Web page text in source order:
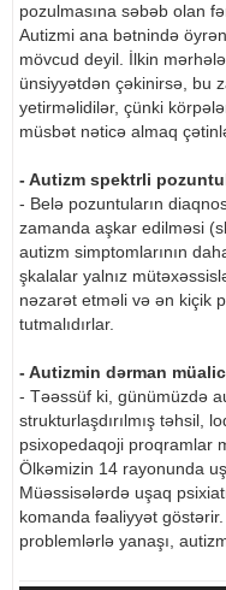
pozulmasına səbəb olan
Autizmi ana bətnində
mövcud deyil. İlkin
ünsiyyətdən çəkinirsə, bu
yetirməlidilər, çünki
müsbət nəticə almaq
- Autizm spektrli
- Belə pozuntuların
zamanda aşkar edilməsi
autizm simptomlarının
şkalalar yalnız
nəzarət etməli və ən kiçik
tutmalıdırlar.
- Autizmin dərman
- Təəssüf ki, günümüzdə
strukturlaşdırılmış təhsil,
psixopedaqoji proqramlar
Ölkəmizin 14 rayonunda
Müəssisələrdə uşaq
komanda fəaliyyət
problemlərlə yanaşı,